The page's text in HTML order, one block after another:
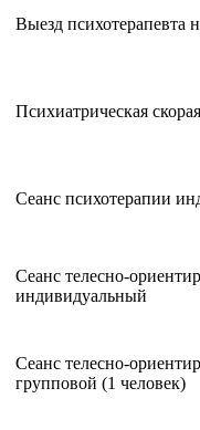
Выезд психотерапевта
Психиатрическая
Сеанс психотерапии
Сеанс телесно-
индивидуальный
Сеанс телесно-
групповой (1 человек)